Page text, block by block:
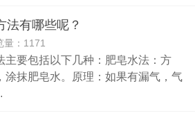
法有哪些呢？
：1171
主要包括以下几种：肥皂水法：方
涂抹肥皂水。原理：如果有漏气，气